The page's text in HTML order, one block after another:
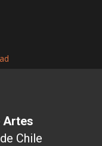
Artes
Chile